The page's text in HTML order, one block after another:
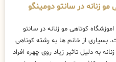
زنانه در سانتو دومینگو
اموزشگاه کوتاهی مو زنانه در سانتو
بسیاری از خانم ها به رشته کوتاهی
به دلیل تاثیر زیاد روی چهره افراد